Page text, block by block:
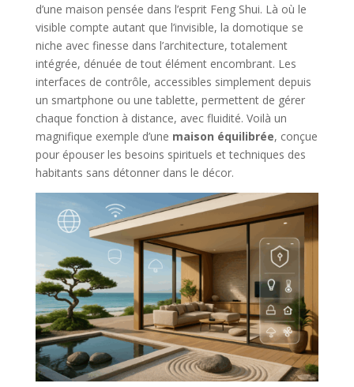
d’une maison pensée dans l’esprit Feng Shui. Là où le
visible compte autant que l’invisible, la domotique se
niche avec finesse dans l’architecture, totalement
intégrée, dénuée de tout élément encombrant. Les
interfaces de contrôle, accessibles simplement depuis
un smartphone ou une tablette, permettent de gérer
chaque fonction à distance, avec fluidité. Voilà un
magnifique exemple d’une maison équilibrée, conçue
pour épouser les besoins spirituels et techniques des
habitants sans détonner dans le décor.